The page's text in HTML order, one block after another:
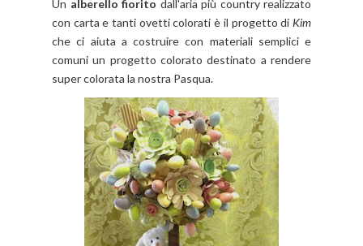
Un alberello fiorito dall'aria più country realizzato
con carta e tanti ovetti colorati è il progetto di Kim
che ci aiuta a costruire con materiali semplici e
comuni un progetto colorato destinato a rendere
super colorata la nostra Pasqua.